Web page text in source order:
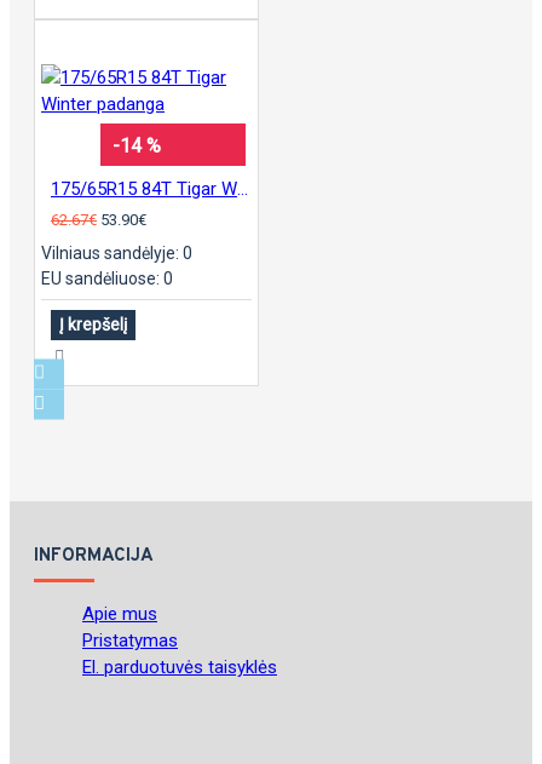
-14 %
62.67€ 53.90€
Vilniaus sandėlyje: 0
EU sandėliuose: 0
Į krepšelį
INFORMACIJA
Apie mus
Pristatymas
El. parduotuvės taisyklės